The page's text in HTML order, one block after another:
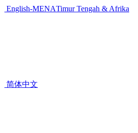
English-MENATimur Tengah & Afrika
简体中文